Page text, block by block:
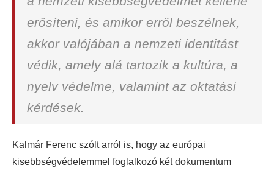
erősíteni, és amikor erről beszélnek,
akkor valójában a nemzeti identitást
védik, amely alá tartozik a kultúra, a
nyelv védelme, valamint az oktatási
kérdések.
Kalmár Ferenc szólt arról is, hogy az európai
kisebbségvédelemmel foglalkozó két dokumentum